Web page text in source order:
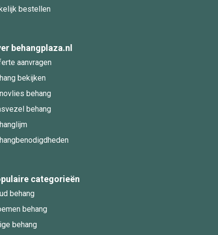
bestellen
behangplaza.nl
aanvragen
bekijken
behang
behang
categorieën
behang
behang
behang